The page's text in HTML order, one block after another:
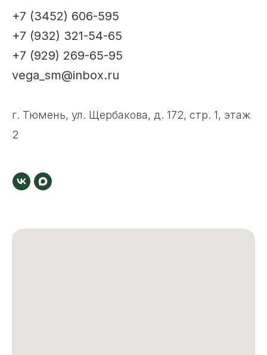
+7 (3452) 606-595
+7 (932) 321-54-65
+7 (929) 269-65-95
vega_sm@inbox.ru
г. Тюмень, ул. Щербакова, д. 172, стр. 1, этаж
2